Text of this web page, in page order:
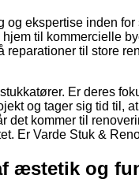
ekspertise inden
til kommercielle
reparationer til store
Er deres
og tager sig tid til,
det kommer til
Er Varde Stuk &
æstetik og